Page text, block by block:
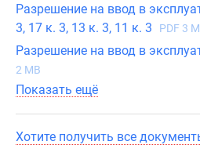
привлечением
ипотечного
кредита.
Разрешение на ввод в
3, 17 к. 3, 13 к. 3, 11 к. 3
PDF 3
Разрешение на ввод в
2 MB
Показать ещё
Хотите получить все